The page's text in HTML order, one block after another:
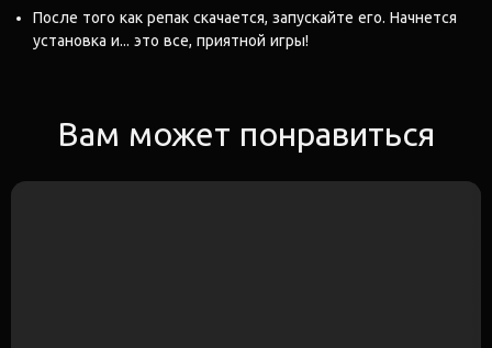
После того как репак скачается, запускайте его. Начнется
установка и... это все, приятной игры!
Вам может понравиться